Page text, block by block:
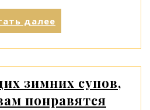
далее
сэр:
как
овсяную
кашу»
зимних супов,
понравятся